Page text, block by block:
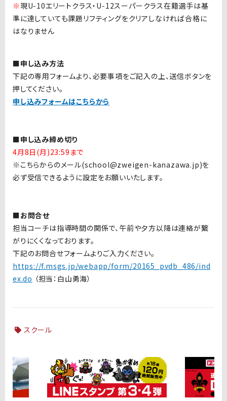
※ 現U-10エリートクラス・ U-12スーパークラス在籍選手は基
準に達していても課題リフティングをクリアしなければ合格に
はなりません
■申し込み方法
下記の専用フォームより、必要事項をご記入の上、送信ボタンを
押してください。
申し込みフォームはこちらから
■申し込み締め切り
4月8日(月)23:59まで
※こちらからのメール(school@zweigen-kanazawa.jp)を
必ず受信できるように設定をお願いいたします。
■お問合せ
担当コーチは指導時間の関係で、午前や夕方以降は連絡が繋
がりにくくなっております。
下記のお問合せフォームよりご入力ください。
https://f.msgs.jp/webapp/form/20165_pvdb_486/ind
ex.do （担当：白山勇海）
スクール